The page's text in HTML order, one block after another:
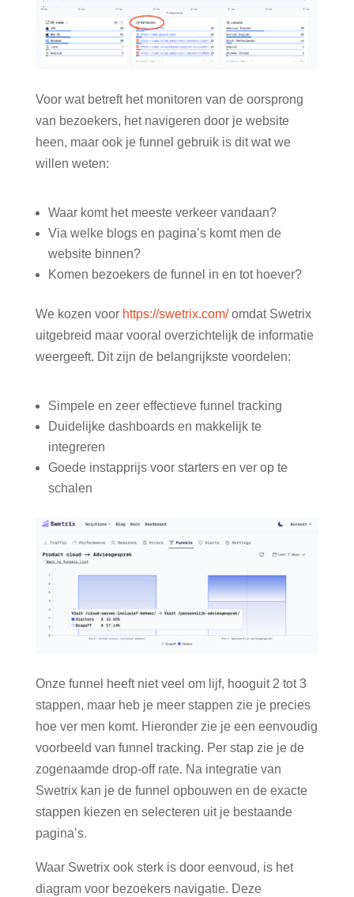
Voor wat betreft het monitoren van de oorsprong
van bezoekers, het navigeren door je website
heen, maar ook je funnel gebruik is dit wat we
willen weten:
Waar komt het meeste verkeer vandaan?
Via welke blogs en pagina’s komt men de
website binnen?
Komen bezoekers de funnel in en tot hoever?
We kozen voor https://swetrix.com/omdat Swetrix
uitgebreid maar vooral overzichtelijk de informatie
weergeeft. Dit zijn de belangrijkste voordelen:
Simpele en zeer effectieve funnel tracking
Duidelijke dashboards en makkelijk te
integreren
Goede instapprijs voor starters en ver op te
schalen
Onze funnel heeft niet veel om lijf, hooguit 2 tot 3
stappen, maar heb je meer stappen zie je precies
hoe ver men komt. Hieronder zie je een eenvoudig
voorbeeld van funnel tracking. Per stap zie je de
zogenaamde drop-off rate. Na integratie van
Swetrix kan je de funnel opbouwen en de exacte
stappen kiezen en selecteren uit je bestaande
pagina’s.
Waar Swetrix ook sterk is door eenvoud, is het
diagram voor bezoekers navigatie. Deze